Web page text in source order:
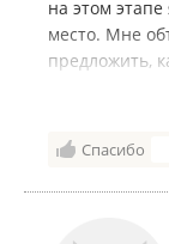
на этом
место. Мне
предложить,
другое.
спокойно, не
аккуратная
уже после
Спасибо